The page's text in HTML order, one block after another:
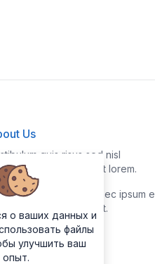
Us
quis risus sed nisl
aliquet et et lorem.
nibh nisl, gravida nec ipsum
condimentum velit.
о ваших данных и
файлы
улучшить ваш
опыт.